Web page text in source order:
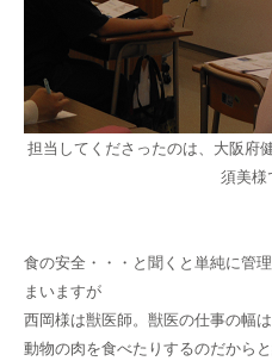
担当してくださったのは、大阪府
須美様
食の安全・・・と聞くと単純に管
まいますが
西岡様は獣医師。獣医の仕事の幅
動物の肉を食べたりするのだからと